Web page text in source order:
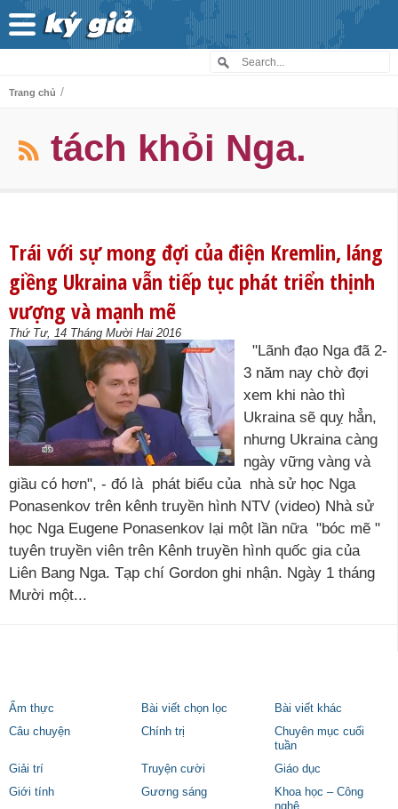
Trang chủ /
tách khỏi Nga.
Trái với sự mong đợi của điện Kremlin, láng
giềng Ukraina vẫn tiếp tục phát triển thịnh
vượng và mạnh mẽ
Thứ Tư, 14 Tháng Mười Hai 2016
"Lãnh đạo Nga đã 2-
3 năm nay chờ đợi
xem khi nào thì
Ukraina sẽ quỵ hẳn,
nhưng Ukraina càng
ngày vững vàng và
giầu có hơn", - đó là phát biểu của nhà sử học Nga
Ponasenkov trên kênh truyền hình NTV (video) Nhà sử
học Nga Eugene Ponasenkov lại một lần nữa "bóc mẽ "
tuyên truyền viên trên Kênh truyền hình quốc gia của
Liên Bang Nga. Tạp chí Gordon ghi nhận. Ngày 1 tháng
Mười một...
Ẩm thực Bài viết chọn lọc
Bài viết khác
Câu chuyện
Chính trị
Chuyên mục cuối
tuần
Giải trí
Truyện cười
Giáo dục
Giới tính
Gương sáng
Khoa học – Công
nghệ